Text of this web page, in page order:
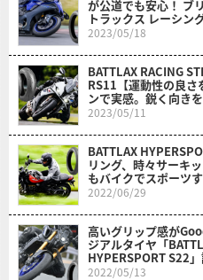
が公道でも安心！ ブ
トラックス レーシン
RS11」試乗
2023/05/18
BATTLAX RACING
RS11【運動性の良さ
ンで実感。鋭く向き
ち上がる！】
2023/05/11
BATTLAX
リング、時々サーキ
もバイクでスポーツ
る！】
2022/06/29
高いグリップ感が
ジアルタイヤ「
HYPERSPORT S22
ション
2022/05/13